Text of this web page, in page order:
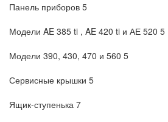
Панель приборов 5
Модели AE 385 ti , AE 420 ti и АЕ 520 5
Модели 390, 430, 470 и 560 5
Сервисные крышки 5
Ящик-ступенька 7